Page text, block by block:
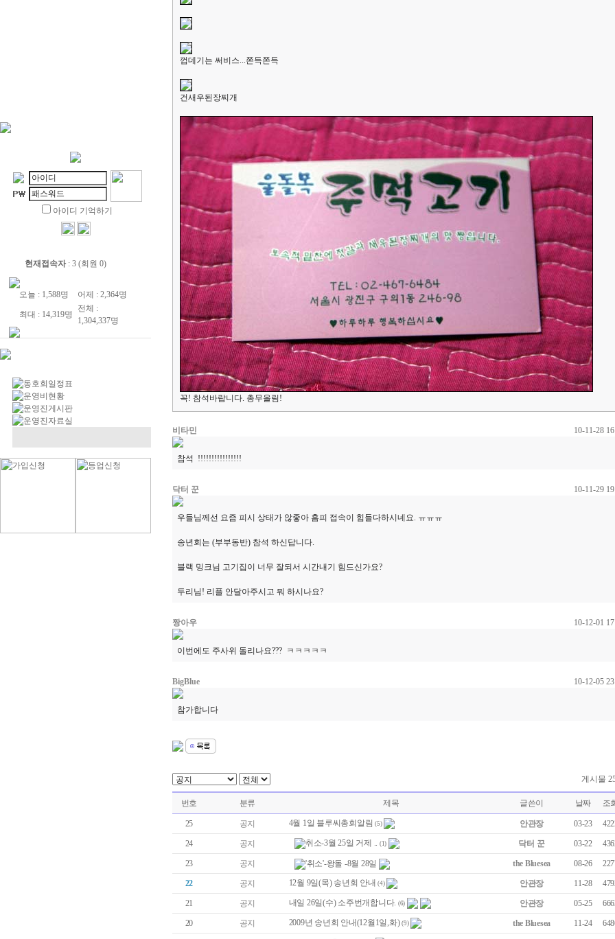
아이디 기억하기
현재접속자: 3 (회원 0)
오늘 : 1,588명 어제 : 2,364명
최대 : 14,319명
전체 :
1,304,337명
껍데기는 써비스...쫀득쫀득
건새우된장찌개
꼭! 참석바랍니다. 총무올림!
비타민 10-11-28
참석 !!!!!!!!!!!!!!!!
닥터 꾼 10-11-29
우들님께선 요즘 피시 상태가 않좋아 홈피 접속이 힘들다하시네요. ㅠㅠㅠ
송년회는 (부부동반) 참석 하신답니다.
블랙 밍크님 고기집이 너무 잘되서 시간내기 힘드신가요?
두리님! 리플 안달아주시고 뭐 하시나요?
짱아우 10-12-01
이번에도 주사위 돌리나요??? ㅋㅋㅋㅋㅋ
BigBlue 10-12-05
참가합니다
게시물
번호 분류 제목 글쓴이 날짜 조
25 공지 4월 1일 블루씨총회알림 (5) 안관장 03-23
24 공지 취소-3월 25일 거제 .. (1) 닥터 꾼 03-22
23 공지 '취소'-왕돌 -8월 28일 the Bluesea 08-26
22 공지 12월 9일(목) 송년회 안내 (4) 안관장 11-28
21 공지 내일 26일(수) 소주번개합니다. (6) 안관장 05-25
20 공지 2009년 송년회 안내(12월1일,화) (9) the Bluesea 11-24